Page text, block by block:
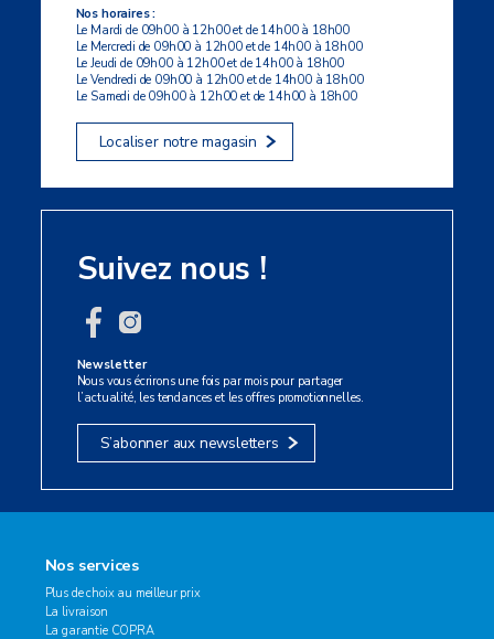
Nos horaires :
Le Mardi de 09h00 à 12h00 et de 14h00 à 18h00
Le Mercredi de 09h00 à 12h00 et de 14h00 à 18h00
Le Jeudi de 09h00 à 12h00 et de 14h00 à 18h00
Le Vendredi de 09h00 à 12h00 et de 14h00 à 18h00
Le Samedi de 09h00 à 12h00 et de 14h00 à 18h00
Localiser notre magasin
Suivez nous !
Newsletter
Nous vous écrirons une fois par mois pour partager
l’actualité, les tendances et les offres promotionnelles.
S’abonner aux newsletters
Nos services
Plus de choix au meilleur prix
La livraison
La garantie COPRA